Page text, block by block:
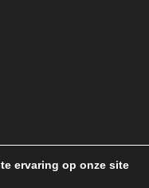
ervaring op onze site